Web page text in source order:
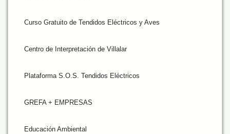
Curso Gratuito de Tendidos Eléctricos y Aves
Centro de Interpretación de Villalar
Plataforma S.O.S. Tendidos Eléctricos
GREFA + EMPRESAS
Educación Ambiental